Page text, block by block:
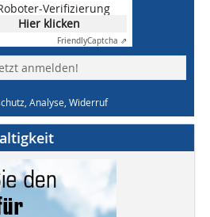
Verifizierung
Hier klicken
FriendlyCaptcha ⇗
anmelden!
Analyse, Widerruf